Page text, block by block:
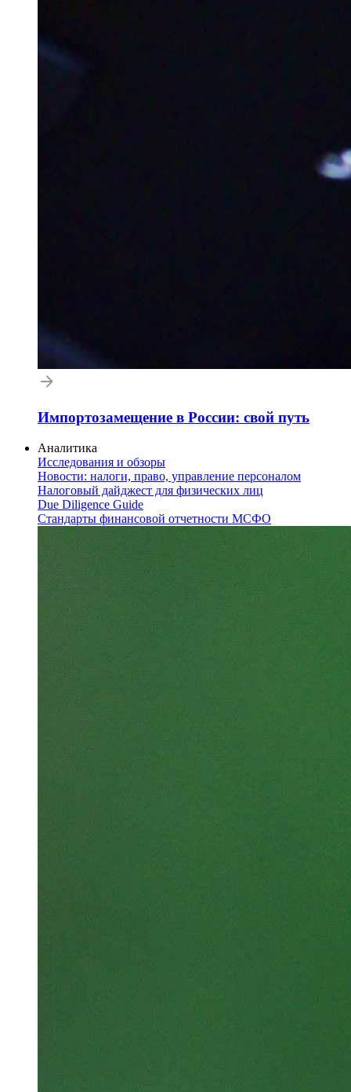
Импортозамещение в России: свой путь
Аналитика
Исследования и обзоры
Новости: налоги, право, управление персоналом
Налоговый дайджест для физических лиц
Due Diligence Guide
Стандарты финансовой отчетности МСФО